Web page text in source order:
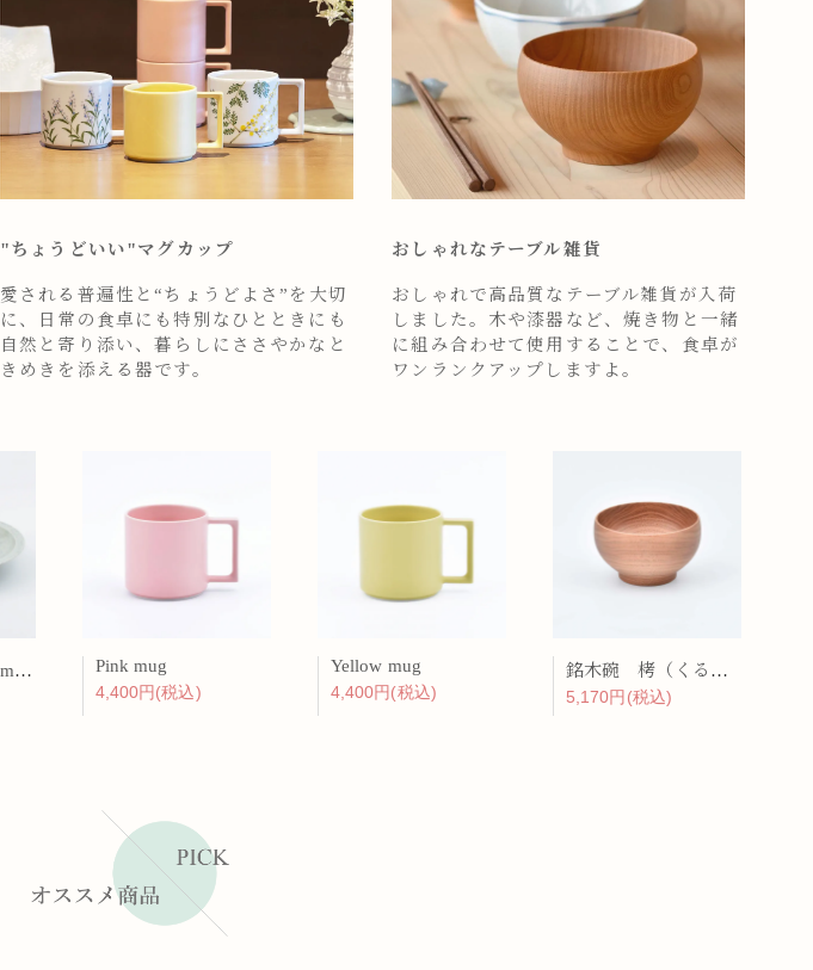
"ちょうどいい"マグカップ
愛される普遍性と“ちょうどよさ”を大切
に、日常の食卓にも特別なひとときにも
自然と寄り添い、暮らしにささやかなと
きめきを添える器です。
おしゃれなテーブル雑貨
おしゃれで高品質なテーブル雑貨が入荷
しました。木や漆器など、焼き物と一緒
に組み合わせて使用することで、食卓が
ワンランクアップしますよ。
リムプレート 23cm 呉須散
Pink mug
4,400円(税込)
Yellow mug
4,400円(税込)
銘木碗 栲（くるみ）
5,170円(税込)